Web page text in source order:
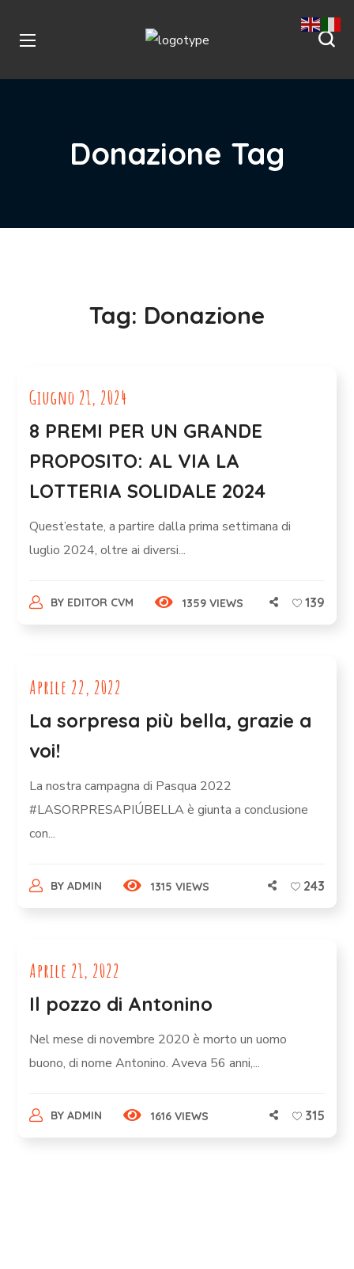
Donazione Tag
Tag: Donazione
Giugno 21, 2024
8 PREMI PER UN GRANDE
PROPOSITO: AL VIA LA
LOTTERIA SOLIDALE 2024
Quest’estate, a partire dalla prima settimana di
luglio 2024, oltre ai diversi...
BY EDITOR CVM 1359 VIEWS 139
Aprile 22, 2022
La sorpresa più bella, grazie a
voi!
La nostra campagna di Pasqua 2022
#LASORPRESAPIÚBELLA è giunta a conclusione
con...
BY ADMIN 1315 VIEWS 243
Aprile 21, 2022
Il pozzo di Antonino
Nel mese di novembre 2020 è morto un uomo
buono, di nome Antonino. Aveva 56 anni,...
BY ADMIN 1616 VIEWS 315